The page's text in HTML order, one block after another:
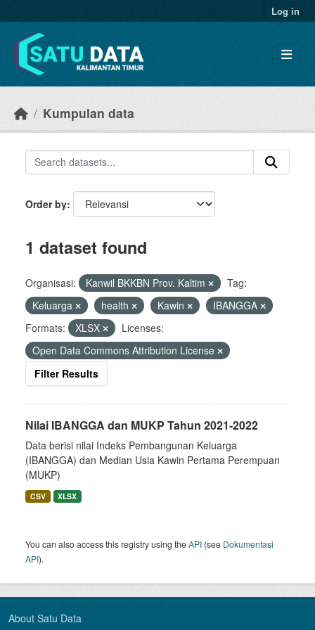
Log in
Kumpulan data
Order by
1 dataset found
Organisasi: Kanwil BKKBN Prov. Kaltim
Tag:
Keluarga
health Kawin
IBANGGA
Formats:
XLSX
Licenses:
Open Data Commons Attribution License
Filter Results
Nilai IBANGGA dan MUKP Tahun 2021-2022
Data berisi nilai Indeks Pembangunan Keluarga
(IBANGGA) dan Median Usia Kawin Pertama Perempuan
(MUKP)
CSV XLSX
You can also access this registry using theAPI (see Dokumentasi
API).
About Satu Data